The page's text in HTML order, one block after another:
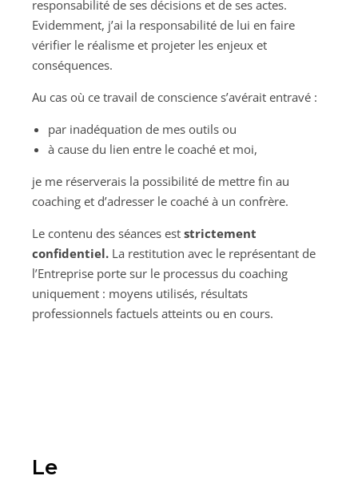
responsabilité de ses décisions et de ses actes.
Evidemment, j’ai la responsabilité de lui en faire
vérifier le réalisme et projeter les enjeux et
conséquences.
Au cas où ce travail de conscience s’avérait entravé :
par inadéquation de mes outils ou
à cause du lien entre le coaché et moi,
je me réserverais la possibilité de mettre fin au
coaching et d’adresser le coaché à un confrère.
Le contenu des séances est strictement
confidentiel. La restitution avec le représentant de
l’Entreprise porte sur le processus du coaching
uniquement : moyens utilisés, résultats
professionnels factuels atteints ou en cours.
Le